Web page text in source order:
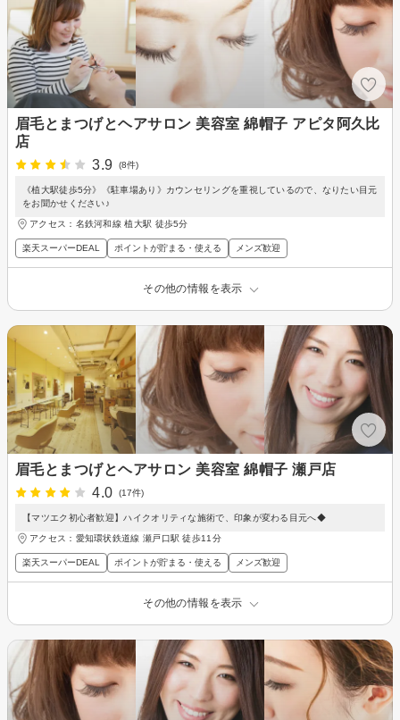
眉毛とまつげとヘアサロン 美容室 綿帽子 アピタ阿久比
店
3.9
(8件)
《植大駅徒歩5分》《駐車場あり》カウンセリングを重視しているので、なりたい目元
をお聞かせください♪
アクセス：名鉄河和線 植大駅 徒歩5分
楽天スーパーDEAL ポイントが貯まる・使える メンズ歓迎
その他の情報を表示
眉毛とまつげとヘアサロン 美容室 綿帽子 瀬戸店
4.0
(17件)
【マツエク初心者歓迎】ハイクオリティな施術で、印象が変わる目元へ◆
アクセス：愛知環状鉄道線 瀬戸口駅 徒歩11分
楽天スーパーDEAL ポイントが貯まる・使える メンズ歓迎
その他の情報を表示